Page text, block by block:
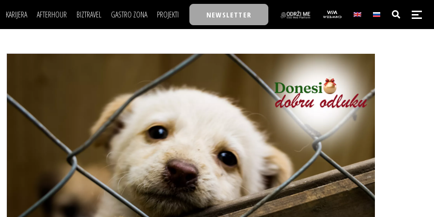
KARIJERA
USAVRŠAVANJE
KNOW-HOW
AFTERHOUR BIZTRAVEL GASTRO ZONA PROJEKTI
30 ISPOD 30
BACK TO OFFICE/SCHOOL
BIZBENDOVI
BIZKOLEGIJUM
BMW BIZNIS LIGA
BIZLIFE WEEK
IZJAVA GODINE
NEWSLETTER
POSAO
MOJ UGAO
FILM I SCENA
AUTO SVET
NAJKOLEGA
30 ISPOD 30
BACK TO OFFICE/SCHOOL
BIZBENDOVI
BIZKOLEGIJUM
BMW BIZNIS LIGA
BIZLIFE WEEK
IZJAVA GODINE